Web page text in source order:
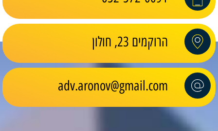
הרוקמים 23, חולון
adv.aronov@gmail.com